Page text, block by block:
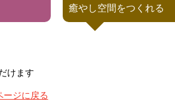
癒やし空間をつくれる
けます
ジに戻る